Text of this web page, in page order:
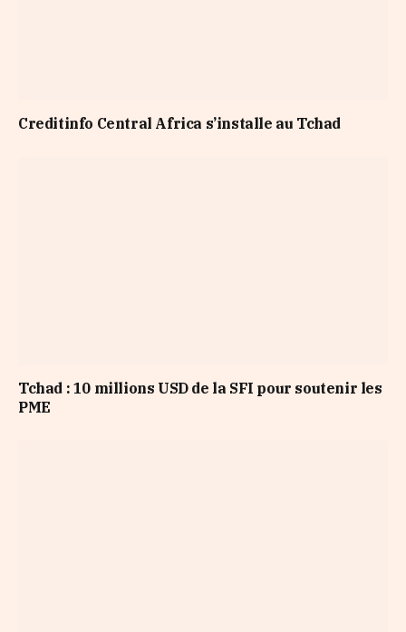
Creditinfo Central Africa s’installe au Tchad
Tchad : 10 millions USD de la SFI pour soutenir les
PME